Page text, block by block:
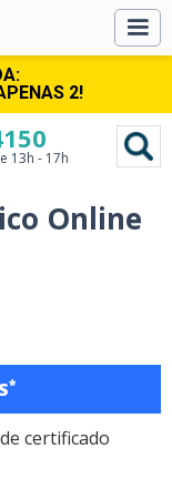
2!
13h - 17h
Online
*
certificado